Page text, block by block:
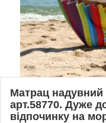
Матрац надувний
арт.58770. Дуже
відпочинку на